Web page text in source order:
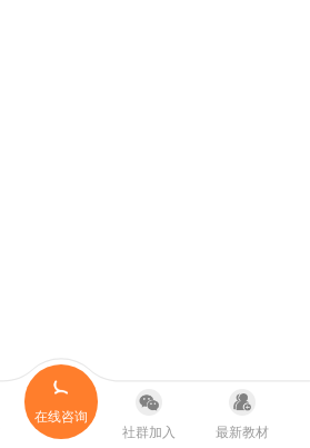
在线咨询
社群加入
最新教材